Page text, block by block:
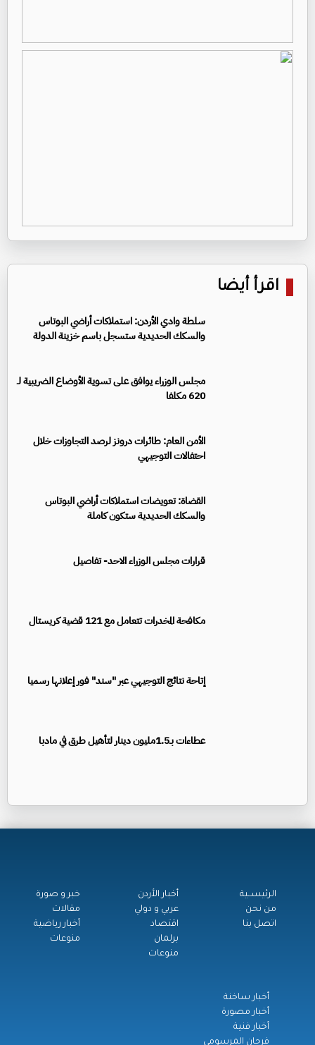
اقرأ أيضا
سلطة وادي الأردن: استملاكات أراضي البوتاس
والسكك الحديدية ستسجل باسم خزينة الدولة
مجلس الوزراء يوافق على تسوية الأوضاع الضريبية لـ
620 مكلفا
الأمن العام: طائرات درونز لرصد التجاوزات خلال
احتفالات التوجيهي
القضاة: تعويضات استملاكات أراضي البوتاس
والسكك الحديدية ستكون كاملة
قرارات مجلس الوزراء الاحد- تفاصيل
مكافحة المخدرات تتعامل مع 121 قضية كريستال
إتاحة نتائج التوجيهي عبر "سند" فور إعلانها رسميا
عطاءات بـ1.5مليون دينار لتأهيل طرق في مادبا
الرئيســية
من نحن
اتصل بنا
أخبار الأردن
عربي و دولي
اقتصاد
برلمان
منوعات
خبر و صورة
مقالات
أخبار رياضية
منوعات
أخبار ساخنة
أخبار مصورة
أخبار فنية
فرحان المرسومي